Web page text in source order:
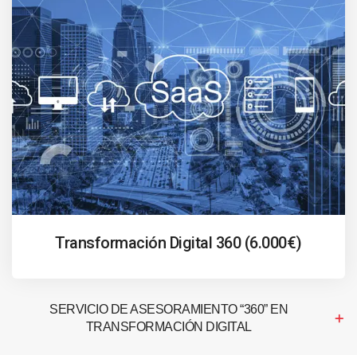
Transformación Digital 360 (6.000€)
SERVICIO DE ASESORAMIENTO “360” EN
TRANSFORMACIÓN DIGITAL